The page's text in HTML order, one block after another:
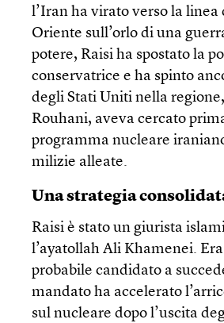
l’Iran ha virato verso la
Oriente sull’orlo di una
potere, Raisi ha spostato la
conservatrice e ha spinto
degli Stati Uniti nella
Rouhani, aveva cercato
programma nucleare
milizie alleate.
Una strategia
Raisi è stato un giurista
l’ayatollah Ali Khamenei.
probabile candidato a
mandato ha accelerato
sul nucleare dopo l’uscita